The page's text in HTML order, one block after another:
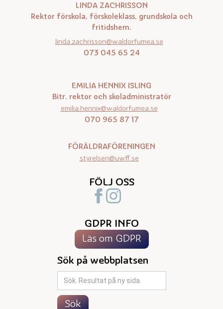
LINDA ZACHRISSON
Rektor förskola, förskoleklass, grundskola och
fritidshem.
linda.zachrisson@waldorfumea.se
073 045 65 24
EMILIA HENNIX ISLING
Bitr. rektor och skoladministratör
emilia.hennix@waldorfumea.se
070 965 87 17
FÖRÄLDRAFÖRENINGEN
styrelsen@uwff.se
FÖLJ OSS
GDPR INFO
Läs om GDPR
Sök på webbplatsen